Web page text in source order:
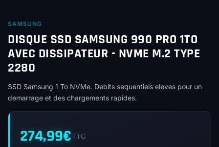
SAMSUNG
DISQUE SSD SAMSUNG 990 PRO 1TO
AVEC DISSIPATEUR - NVME M.2 TYPE
2280
SSD Samsung 1 To NVMe. Debits sequentiels eleves pour un
demarrage et des chargements rapides.
274,99€TTC